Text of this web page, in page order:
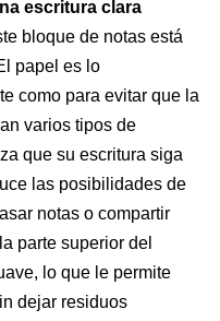
escritura clara
bloque de notas está
papel es lo
como para evitar que la
varios tipos de
que su escritura siga
las posibilidades de
notas o compartir
parte superior del
lo que le permite
dejar residuos